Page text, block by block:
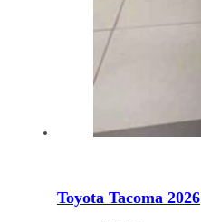
Toyota Tacoma 2026